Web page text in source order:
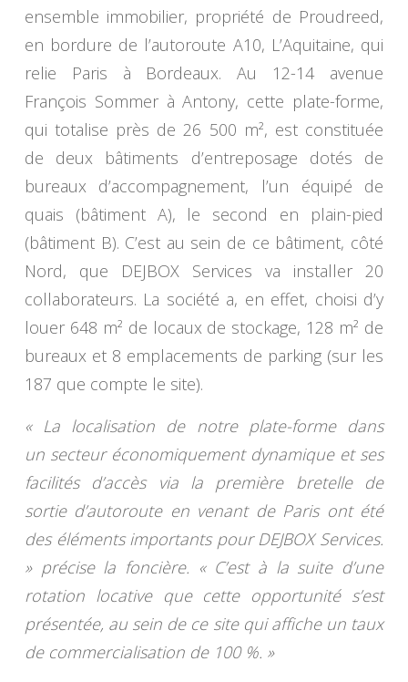
ensemble immobilier, propriété de Proudreed,
en bordure de l’autoroute A10, L’Aquitaine, qui
relie Paris à Bordeaux. Au 12-14 avenue
François Sommer à Antony, cette plate-forme,
qui totalise près de 26 500 m², est constituée
de deux bâtiments d’entreposage dotés de
bureaux d’accompagnement, l’un équipé de
quais (bâtiment A), le second en plain-pied
(bâtiment B). C’est au sein de ce bâtiment, côté
Nord, que DEJBOX Services va installer 20
collaborateurs. La société a, en effet, choisi d’y
louer 648 m² de locaux de stockage, 128 m² de
bureaux et 8 emplacements de parking (sur les
187 que compte le site).
« La localisation de notre plate-forme dans
un secteur économiquement dynamique et ses
facilités d’accès via la première bretelle de
sortie d’autoroute en venant de Paris ont été
des éléments importants pour DEJBOX Services.
» précise la foncière. « C’est à la suite d’une
rotation locative que cette opportunité s’est
présentée, au sein de ce site qui affiche un taux
de commercialisation de 100 %. »